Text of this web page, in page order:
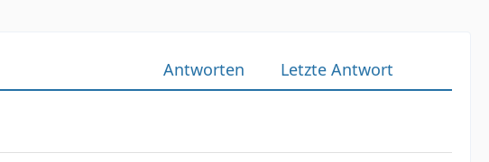
Antworten Letzte Antwort